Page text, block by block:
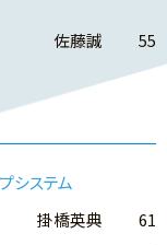
佐藤誠 55
システム
掛橋英典 61